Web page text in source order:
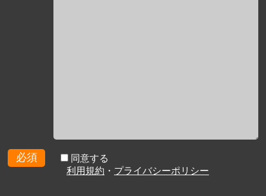
必須
同意する
利用規約 ・ プライバシーポリシー